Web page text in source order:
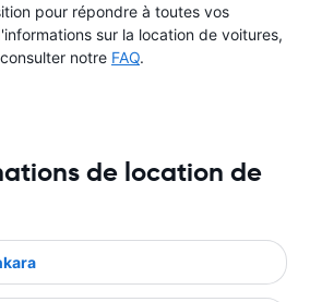
pour répondre à toutes vos
sur la location de voitures,
notre FAQ.
de location de